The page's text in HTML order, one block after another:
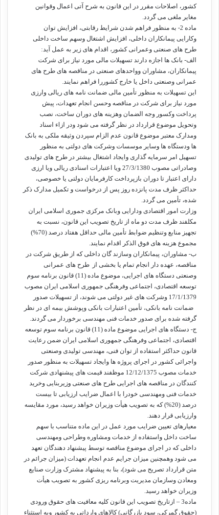
کشور، اصلاحات مقرر در این قانون به شرح آتی اعمال وقوانین
مغایر ملغی می گردد.
ماده 2- به منظور فراهم شدن شرایط رقابتی، افزایش توان
وکارایی پیمانکاران داخلی، افزایش اشتغال وسهم ساخت داخلی
طرح های صنعتی وعمرانی کشور، اقدام های زیر به عمل آید:
الف- بانک ها اجازه دارند تسهیلات مالی مورد نیاز برای شرکت
پیمانکاران، مشاوران وواحدهای صنعتی در مناقصه های طرح های
عمرانی وصنعتی داخل یا خارج کشوررا فراهم نمایند.
این تسهیلات به منظور تأمین مالی ضمانت نامه های ریالی وارزی
مورد نیاز برای شرکت در مناقصه وحسن انجام تعهدات، پیش
پرداخت وکسور وجه الضمان وهزینه های دوران ساخت، نصب
وتحویل موضوع قرارداد در نظر گرفته می شود ودر ازاء اسناد
ومدارک معتبر موضوع قانون عدم الزام سپردن وثیقه ملکی به بانک
ها ودستگاه ها وسایر موسسات وشرکت های دولتی به منظور
تسهیل امر سرمایه گذاری وایجاد اشتغال بیشتر در طرح های تولیدی
وصادراتی مصوب 27/3/1380 ویا اعتبارات اسنادی ریالی ویا ارزی
دارای اعتبار تا دوران بازپرداخت کارفرمایان دولتی یا خصوصی،
حداکثر ظرف مدت پانزده روز پس از درخواست و تکمیل مدارک ذکر
شده، تأمین می گردد.
وزارت امور اقتصادی ودارایی وبانک مرکزی جموری اسلامی ایران
مکلفند ظرف مدت دو ماه از تاریخ تصویب این قانون، نسبت به
تجهیز منابع وتنظیم ضوابط تأمین مالی حداقل هفتاد درصد (70%)
مجموع هزینه های فوق الذکر اقدام نمایند.
ب- مشاوران، پیمانکاران وسازند گان داخلی که از طریق شرکت در
مناقصه، عهده دار انجام تمام یا بخشی از طرح های عمرانی
وصنعتی دستگاه های اجرایی، موضوع ماده (11) قانون برنامه سوم
توسعه اقتصادی، اجتماعی وفرهنگی جمهوری اسلامی ایران مصوب
17/1/1379 وشرکت های غیر دولتی می شوند، از تسهیلات صدور
ضمانت نامه بانکی، تأمین اعتبارات بانکی وپوشش بیمه ای در نظر
گرفته شده برای صدور خدمات فنی مهندسی برخوردار می گردند.
ج- دستگاه های اجرایی موضوع ماده (11) قانون برنامه سوم توسعه
اقتصادی، اجتماعی وفرهنگی جمهوری اسلامی ایران ضمن رعایت
قانون حداکثر استفاده از توان فنی، مهندسی تولیدی وصنعتی
واجرائی کشور در اجرای پروژه ها وایجاد تسهیلات به منظور صدور
خدمات مصوب 12/12/1375 موظفند قیمت های پیشنهادی شرکت
کنندگان در مناقصه های اجرایی طرح های صنعتی وزیربنایی وخرید
خدمات فنی ومهندسی خودرا با اعمال ضرایب ارزیابی تا بیست
درصد (20%) که به تصویب هیأت وزیران خواهد رسید، مورد مقایسه
وارزیابی قرار دهند.
معیارهای تعیین ضرایب مورد عمل در این ماده متناسب با سهم
ساخت داخل واستفاده از خدمات ومشاوره وطراحی ومهندسی
داخلی که در اجرای موضوع مناقصه توسط پیشنهاد دهندگان تعهد
می شود وهمچنین میزان جرایم عدم انجام تعهدات (میزان جرائم در
متن قرارداد تصریح می شود)، بنا به پیشنهاد مشترک وزارت صنایع
ومعادن وسازمان مدیریت وبرنامه ریزی کشور به تصویب هیأت
وزیران خواهد رسید.
ماده3 – ازتاریخ تصویب این قانون کلیه معافیت های حقوق ورودی
(حقوق گمرکی، سود بازرگانی) کالاهای وارداتی به کشور وبه استثناء